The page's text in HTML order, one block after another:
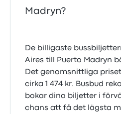
Madryn?
De billigaste
Aires till Puerto Madryn
Det genomsnittliga
cirka 1 474 kr. Busbud
bokar dina biljetter i
chans att få det lägsta